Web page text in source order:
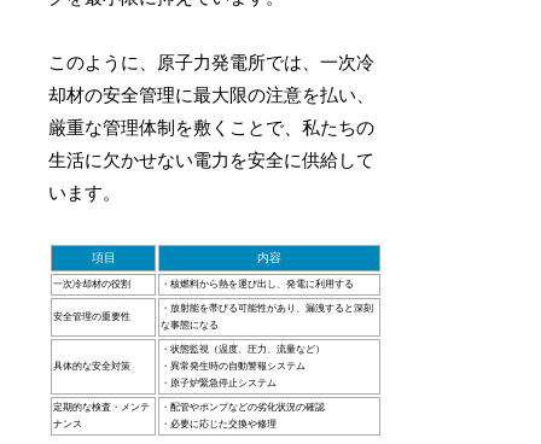
このように、原子力発電所では、一次冷
却材の安全管理に最大限の注意を払い、
厳重な管理体制を敷くことで、私たちの
生活に欠かせない電力を安全に供給して
います。
項目 内容
一次冷却材の役割 ・核燃料から熱を運び出し、発電に利用する
安全管理の重要性
・放射能を帯びる可能性があり、漏洩すると深刻
な事態になる
具体的な安全対策
・状態監視（温度、圧力、流量など）
・異常発生時の自動警報システム
・原子炉緊急停止システム
定期的な検査・メンテ
ナンス
・配管やポンプなどの劣化状況の確認
・必要に応じた交換や修理